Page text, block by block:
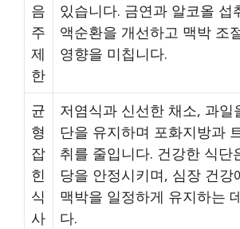
음
주
제
한
있습니다. 금연과 알코올 섭
액순환을 개선하고 맥박 조
영향을 미칩니다.
균
형
잡
힌
식
사
저염식과 신선한 채소, 과일
단을 유지하며 포화지방과
취를 줄입니다. 건강한 식단
당을 안정시키며, 심장 건강
맥박을 일정하게 유지하는
다.